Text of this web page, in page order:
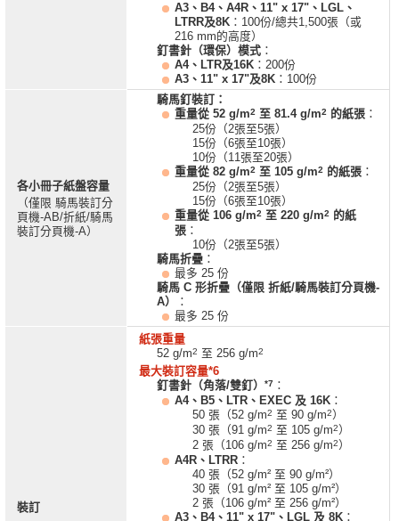
A3、B4、A4R、11" x 17"、LGL、
LTRR及8K ：100份/總共1,500張（或
216 mm的高度）
釘書針（環保）模式 ：
A4、LTR及16K ：200份
A3、11" x 17"及8K ：100份
各小冊子紙盤容量
（僅限 騎馬裝訂分
頁機-AB/折紙/騎馬
裝訂分頁機-A）
騎馬釘裝訂：
重量從 52 g/m2 至 81.4 g/m2 的紙張 ：
25份（2張至5張）
15份（6張至10張）
10份（11張至20張）
重量從 82 g/m2 至 105 g/m2 的紙張 ：
25份（2張至5張）
15份（6張至10張）
重量從 106 g/m2 至 220 g/m2 的紙
張 ：
10份（2張至5張）
騎馬折疊 ：
最多 25 份
騎馬 C 形折疊（僅限 折紙/騎馬裝訂分頁機-
A）
：
最多 25 份
裝訂
紙張重量
52 g/m2 至 256 g/m2
最大裝訂容量*6
釘書針（角落/雙釘）
*7 ：
A4、B5、LTR、EXEC 及 16K ：
50 張（52 g/m2 至 90 g/m2）
30 張（91 g/m2 至 105 g/m2）
2 張（106 g/m2 至 256 g/m2）
A4R、LTRR ：
40 張（52 g/m² 至 90 g/m²）
30 張（91 g/m² 至 105 g/m²）
2 張（106 g/m² 至 256 g/m²）
A3、B4、11" x 17"、LGL 及 8K ：